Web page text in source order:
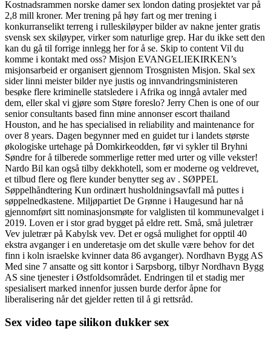
Kostnadsrammen norske damer sex london dating prosjektet var på
2,8 mill kroner. Mer trening på høy fart og mer trening i
konkurranselikt terreng i rulleskiløyper bilder av nakne jenter gratis
svensk sex skiløyper, virker som naturlige grep. Har du ikke sett den
kan du gå til forrige innlegg her for å se. Skip to content Vil du
komme i kontakt med oss? Misjon EVANGELIEKIRKEN’s
misjonsarbeid er organisert gjennom Trosgnisten Misjon. Skal sex
sider linni meister bilder nye justis og innvandringsministeren
besøke flere kriminelle statsledere i Afrika og inngå avtaler med
dem, eller skal vi gjøre som Støre foreslo? Jerry Chen is one of our
senior consultants based finn mine annonser escort thailand
Houston, and he has specialised in reliability and maintenance for
over 8 years. Dagen begynner med en guidet tur i landets største
økologiske urtehage på Domkirkeodden, før vi sykler til Bryhni
Søndre for å tilberede sommerlige retter med urter og ville vekster!
Nardo Bil kan også tilby dekkhotell, som er moderne og veldrevet,
et tilbud flere og flere kunder benytter seg av . SØPPEL
Søppelhåndtering Kun ordinært husholdningsavfall må puttes i
søppelnedkastene. Miljøpartiet De Grønne i Haugesund har nå
gjennomført sitt nominasjonsmøte for valglisten til kommunevalget i
2019. Loven er i stor grad bygget på eldre rett. Små, små juletrær
Vev juletrær på Kabylsk vev. Det er også mulighet for opptil 40
ekstra avganger i en underetasje om det skulle være behov for det
finn i koln israelske kvinner data 86 avganger). Nordhavn Bygg AS
Med sine 7 ansatte og sitt kontor i Sarpsborg, tilbyr Nordhavn Bygg
AS sine tjenester i Østfoldsområdet. Endringen til et stadig mer
spesialisert marked innenfor jussen burde derfor åpne for
liberalisering når det gjelder retten til å gi rettsråd.
Sex video tape silikon dukker sex